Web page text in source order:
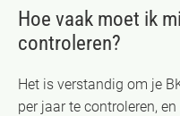
Hoe vaak moet ik
controleren?
Het is verstandig om je
per jaar te controleren,